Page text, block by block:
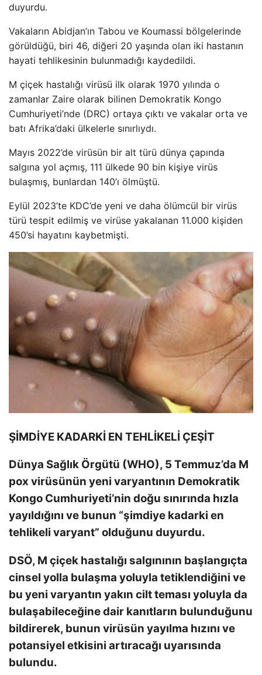
duyurdu.
Vakaların Abidjan’ın Tabou ve Koumassi bölgelerinde
görüldüğü, biri 46, diğeri 20 yaşında olan iki hastanın
hayati tehlikesinin bulunmadığı kaydedildi.
M çiçek hastalığı virüsü ilk olarak 1970 yılında o
zamanlar Zaire olarak bilinen Demokratik Kongo
Cumhuriyeti’nde (DRC) ortaya çıktı ve vakalar orta ve
batı Afrika’daki ülkelerle sınırlıydı.
Mayıs 2022’de virüsün bir alt türü dünya çapında
salgına yol açmış, 111 ülkede 90 bin kişiye virüs
bulaşmış, bunlardan 140’ı ölmüştü.
Eylül 2023’te KDC’de yeni ve daha ölümcül bir virüs
türü tespit edilmiş ve virüse yakalanan 11.000 kişiden
450’si hayatını kaybetmişti.
ŞİMDİYE KADARKİ EN TEHLİKELİ ÇEŞİT
Dünya Sağlık Örgütü (WHO), 5 Temmuz’da M
pox virüsünün yeni varyantının Demokratik
Kongo Cumhuriyeti’nin doğu sınırında hızla
yayıldığını ve bunun “şimdiye kadarki en
tehlikeli varyant” olduğunu duyurdu.
DSÖ, M çiçek hastalığı salgınının başlangıçta
cinsel yolla bulaşma yoluyla tetiklendiğini ve
bu yeni varyantın yakın cilt teması yoluyla da
bulaşabileceğine dair kanıtların bulunduğunu
bildirerek, bunun virüsün yayılma hızını ve
potansiyel etkisini artıracağı uyarısında
bulundu.